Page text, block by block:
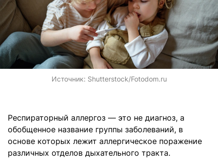
Источник: Shutterstock/Fotodom.ru
Респираторный аллергоз — это не диагноз, а
обобщенное название группы заболеваний, в
основе которых лежит аллергическое поражение
различных отделов дыхательного тракта.